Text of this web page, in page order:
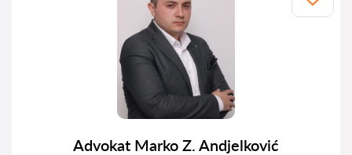
Advokat Marko Z. Andjelković